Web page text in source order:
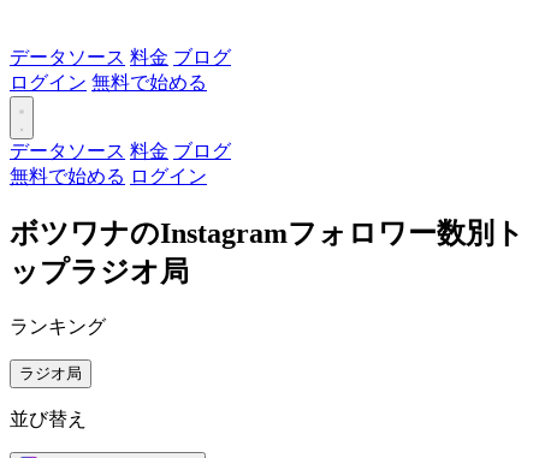
データソース 料金 ブログ
ログイン 無料で始める
データソース 料金 ブログ
無料で始める ログイン
ボツワナのInstagramフォロワー数別ト
ップラジオ局
ランキング
ラジオ局
並び替え